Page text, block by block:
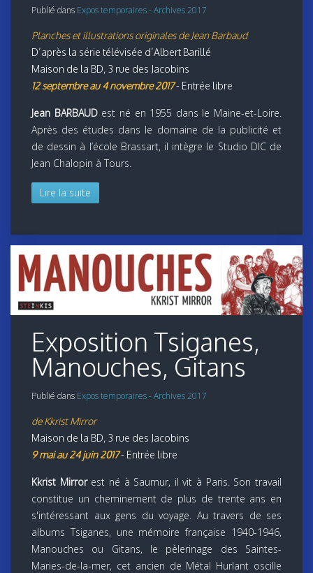
Publié dans Expos temporaires - Archives 2017
Planches et illustrations originales de Jean Barbaud
D’après la série télévisée d’Albert Barillé
Maison de la BD, 3 rue des Jacobins
12 septembre au 4 novembre 2017- Entrée libre
Jean BARBAUDest né en 1955 dans le Maine-et-Loire.
Après des études dans le domaine de la publicité et
de dessin à l’école Brassart, il intègre le Studio DIC de
Jean Chalopin à Tours.
Lire la suite
Exposition Tsiganes,
Manouches, Gitans
Publié dans Expos temporaires - Archives 2017
de Kkrist Mirror
Maison de la BD, 3 rue des Jacobins
9 mai au 24 juin 2017- Entrée libre
Kkrist Mirrorest né à Saumur, il vit à Paris. Son travail
constitue un cheminement de plus de trente ans en
s'intéressant aux gens du voyage. Au travers de ses
albums Tsiganes, une mémoire française 1940-1946,
Manouches ou Gitans, le pèlerinage des Saintes-
Maries-de-la-mer, cet ancien de Métal Hurlant oscille